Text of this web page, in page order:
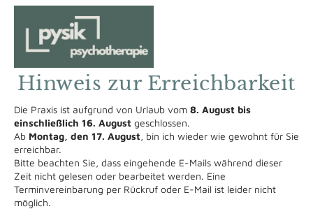
Hinweis zur Erreichbarkeit
Die Praxis ist aufgrund von Urlaub vom 8. August bis
einschließlich 16. August geschlossen.
Ab Montag, den 17. August, bin ich wieder wie gewohnt für Sie
erreichbar.
Bitte beachten Sie, dass eingehende E-Mails während dieser
Zeit nicht gelesen oder bearbeitet werden. Eine
Terminvereinbarung per Rückruf oder E-Mail ist leider nicht
möglich.